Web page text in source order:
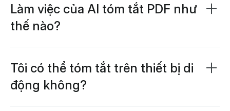
tínhđể sử dụng tiện lợi trên máy tính cá nhân.
Chúng tôi cũng có ứng dụng di động và máy tính
bảng với những tính năng phổ biến nhất của
Làm việc của AI tóm tắt PDF như
thế nào?
các ý chính và tạo ra một bản tóm tắt ngắn gọn.
Chỉ cần tải lên PDF, chọn độ dài tóm tắt mong
muốn và để AI tạo ra bản tóm tắt rõ ràng, chính
Tôi có thể tóm tắt trên thiết bị di
động không?